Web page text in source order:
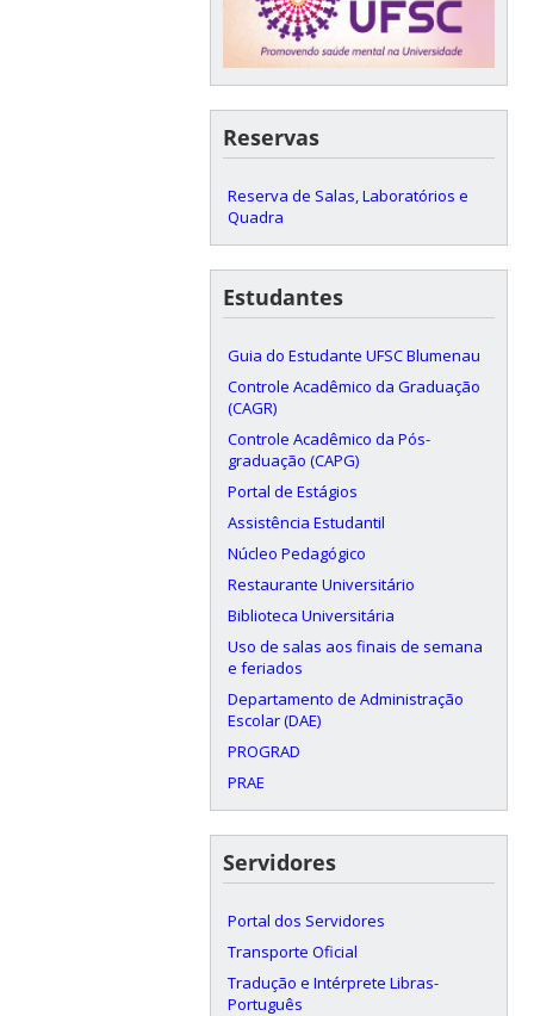
Reservas
Reserva de Salas, Laboratórios e
Quadra
Estudantes
Guia do Estudante UFSC Blumenau
Controle Acadêmico da Graduação
(CAGR)
Controle Acadêmico da Pós-
graduação (CAPG)
Portal de Estágios
Assistência Estudantil
Núcleo Pedagógico
Restaurante Universitário
Biblioteca Universitária
Uso de salas aos finais de semana
e feriados
Departamento de Administração
Escolar (DAE)
PROGRAD
PRAE
Servidores
Portal dos Servidores
Transporte Oficial
Tradução e Intérprete Libras-
Português